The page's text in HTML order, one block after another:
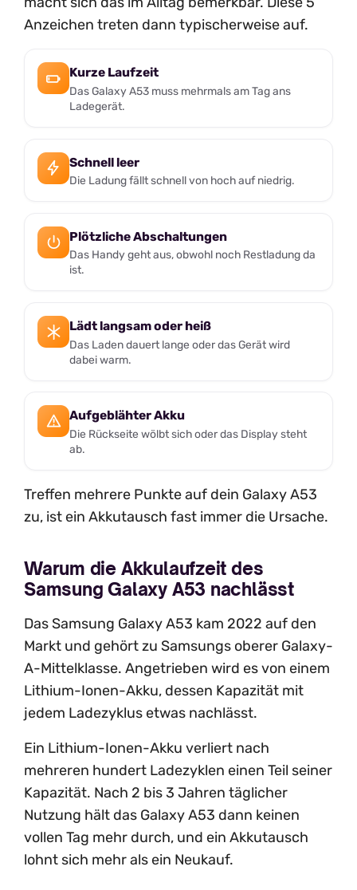
Anzeichen treten dann typischerweise auf.
Kurze Laufzeit
Das Galaxy A53 muss mehrmals am Tag ans
Ladegerät.
Schnell leer
Die Ladung fällt schnell von hoch auf niedrig.
Plötzliche Abschaltungen
Das Handy geht aus, obwohl noch Restladung da
ist.
Lädt langsam oder heiß
Das Laden dauert lange oder das Gerät wird
dabei warm.
Aufgeblähter Akku
Die Rückseite wölbt sich oder das Display steht
ab.
Treffen mehrere Punkte auf dein Galaxy A53
zu, ist ein Akkutausch fast immer die Ursache.
Warum die Akkulaufzeit des
Samsung Galaxy A53 nachlässt
Das Samsung Galaxy A53 kam 2022 auf den
Markt und gehört zu Samsungs oberer Galaxy-
A-Mittelklasse. Angetrieben wird es von einem
Lithium-Ionen-Akku, dessen Kapazität mit
jedem Ladezyklus etwas nachlässt.
Ein Lithium-Ionen-Akku verliert nach
mehreren hundert Ladezyklen einen Teil seiner
Kapazität. Nach 2 bis 3 Jahren täglicher
Nutzung hält das Galaxy A53 dann keinen
vollen Tag mehr durch, und ein Akkutausch
lohnt sich mehr als ein Neukauf.